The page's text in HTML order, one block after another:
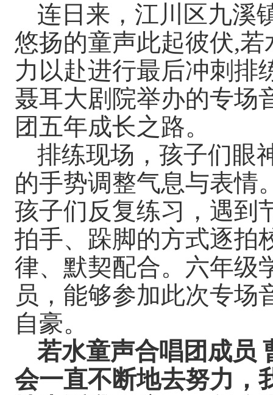
连日来，江川区九溪
悠扬的童声此起彼伏,若
力以赴进行最后冲刺排
聂耳大剧院举办的专场
团五年成长之路。
排练现场，孩子们眼
的手势调整气息与表情
孩子们反复练习，遇到
拍手、跺脚的方式逐拍
律、默契配合。六年级
员，能够参加此次专场
自豪。
若水童声合唱团成员
会一直不断地去努力，